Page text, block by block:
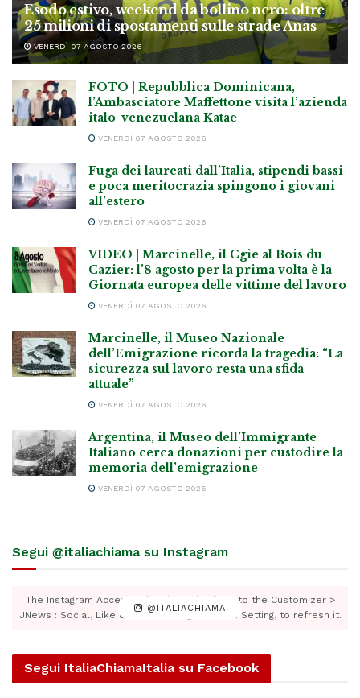
Esodo estivo, weekend da bollino nero: oltre
25 milioni di spostamenti sulle strade Anas
VENERDÌ 07 AGOSTO 2026
FOTO | Repubblica Dominicana,
l’Ambasciatore Maffettone visita l’azienda
italo-venezuelana Katae
VENERDÌ 07 AGOSTO 2026
Fuga dei laureati dall’Italia, stipendi bassi
e poca meritocrazia spingono i giovani
all’estero
VENERDÌ 07 AGOSTO 2026
VIDEO | Marcinelle, il Cgie al Bois du
Cazier: l’8 agosto per la prima volta è la
Giornata europea delle vittime del lavoro
VENERDÌ 07 AGOSTO 2026
Marcinelle, il Museo Nazionale
dell’Emigrazione ricorda la tragedia: “La
sicurezza sul lavoro resta una sfida
attuale”
VENERDÌ 07 AGOSTO 2026
Argentina, il Museo dell’Immigrante
Italiano cerca donazioni per custodire la
memoria dell’emigrazione
VENERDÌ 07 AGOSTO 2026
Segui @italiachiama su Instagram
@ITALIACHIAMA
The Instagram Access Token is expired, Go to the Customizer >
JNews : Social, Like & View > Instagram Feed Setting, to refresh it.
Segui ItaliaChiamaItalia su Facebook